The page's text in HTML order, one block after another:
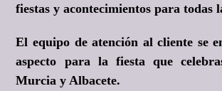
fiestas y acontecimientos para todas
El equipo de atención al cliente se
aspecto para la fiesta que
Murcia y Albacete.